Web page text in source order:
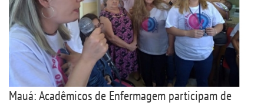
Mauá: Acadêmicos de Enfermagem participam de